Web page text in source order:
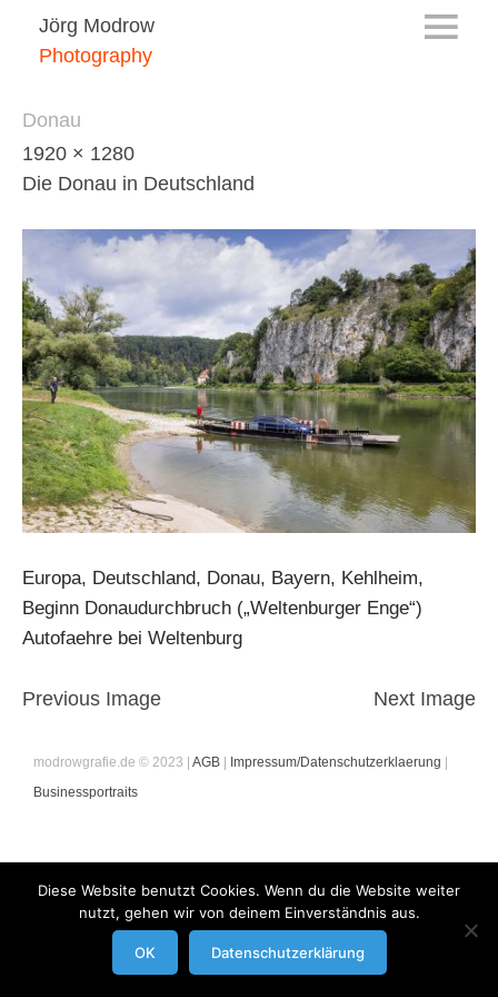
Jörg Modrow
Photography
Donau
1920 × 1280
Die Donau in Deutschland
Europa, Deutschland, Donau, Bayern, Kehlheim,
Beginn Donaudurchbruch („Weltenburger Enge“)
Autofaehre bei Weltenburg
Previous Image Next Image
modrowgrafie.de © 2023 | AGB| Impressum/Datenschutzerklaerung
Businessportraits
Diese Website benutzt Cookies. Wenn du die Website weiter
nutzt, gehen wir von deinem Einverständnis aus.
OK Datenschutzerklärung